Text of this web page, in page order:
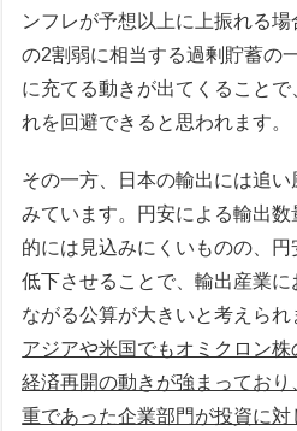
ンフレが予想以上に上振れる
の2割弱に相当する過剰貯蓄の
に充てる動きが出てくること
れを回避できると思われます。
その一方、日本の輸出には追
みています。円安による輸出
的には見込みにくいものの、
低下させることで、輸出産業
ながる公算が大きいと考えられ
アジアや米国でもオミクロン
経済再開の動きが強まってお
重であった企業部門が投資に